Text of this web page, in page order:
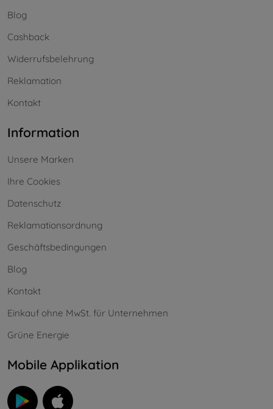
Blog
Cashback
Widerrufsbelehrung
Reklamation
Kontakt
Information
Unsere Marken
Ihre Cookies
Datenschutz
Reklamationsordnung
Geschäftsbedingungen
Blog
Kontakt
Einkauf ohne MwSt. für Unternehmen
Grüne Energie
Mobile Applikation